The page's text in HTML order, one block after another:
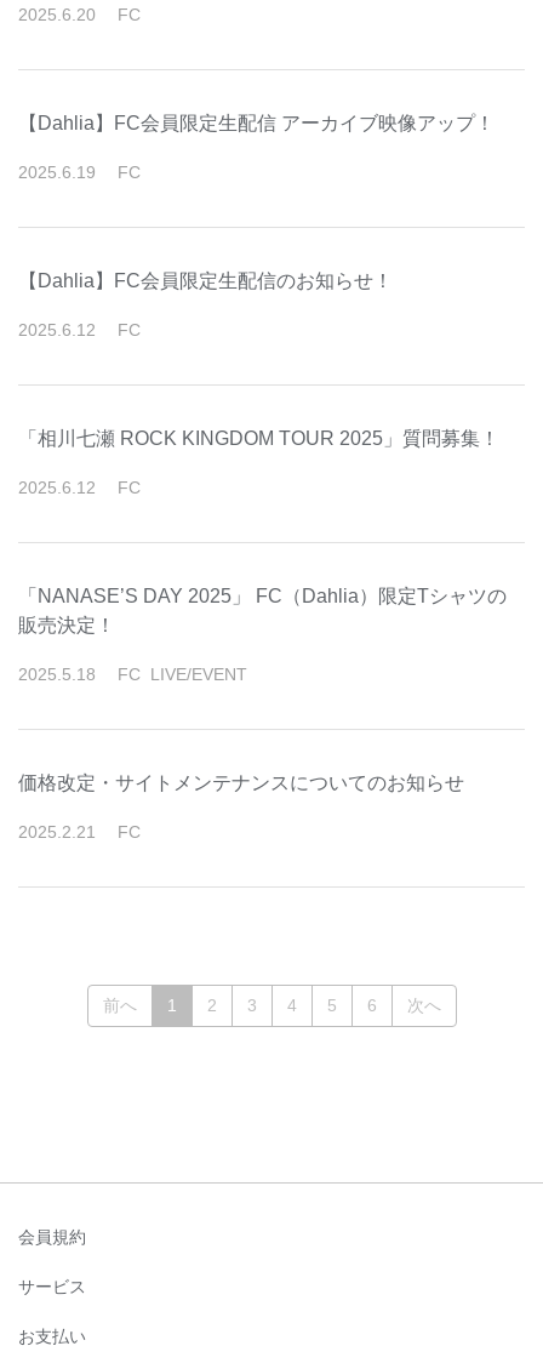
2025 6 20 FC
【Dahlia】FC会員限定生配信 アーカイブ映像アップ！
2025 6 19 FC
【Dahlia】FC会員限定生配信のお知らせ！
2025 6 12 FC
「相川七瀬 ROCK KINGDOM TOUR 2025」質問募集！
2025 6 12 FC
「NANASE’S DAY 2025」 FC（Dahlia）限定Tシャツの
販売決定！
2025 5 18 FC LIVE/EVENT
価格改定・サイトメンテナンスについてのお知らせ
2025 2 21 FC
前へ 1 (current)
2 3 4 5 6 次へ
会員規約
サービス
お支払い